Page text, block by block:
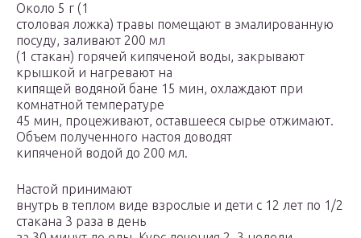
Около 5 г (1
столовая ложка) травы помещают в эмалированную
посуду, заливают 200 мл
(1 стакан) горячей кипяченой воды, закрывают
крышкой и нагревают на
кипящей водяной бане 15 мин, охлаждают при
комнатной температуре
45 мин, процеживают, оставшееся сырье отжимают.
Объем полученного настоя доводят
кипяченой водой до 200 мл.
Настой принимают
внутрь в теплом виде взрослые и дети с 12 лет по 1/2
стакана 3 раза в день